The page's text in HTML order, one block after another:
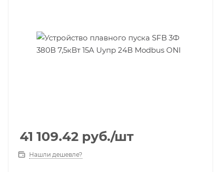
41 109.42 руб./шт
Нашли дешевле?